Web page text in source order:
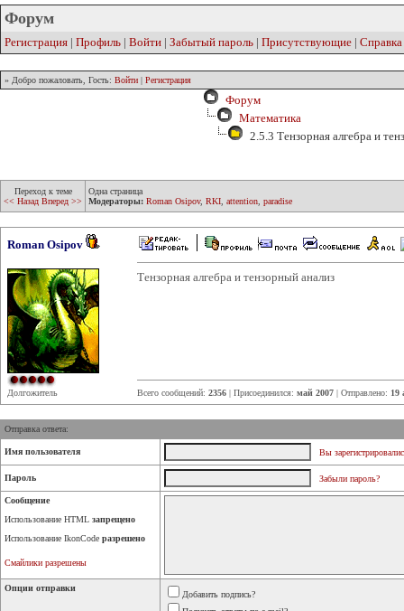
Форум
Регистрация | Профиль | Войти | Забытый пароль | Присутствующие | Справка
» Добро пожаловать, Гость: Войти | Регистрация
Форум
Математика
2.5.3 Тензорная алгебра и
Переход к теме
<< Назад Вперед >>
Одна страница
Модераторы: Roman Osipov, RKI attention paradise
Roman Osipov
Долгожитель
Тензорная алгебра и тензорный анализ
Всего сообщений: 2356 | Присоединился: май 2007 | Отправлено: 19
Отправка ответа:
Имя пользователя Вы
Пароль Забыли пароль?
Сообщение
Использование HTML запрещено
Использование IkonCode разрешено
Смайлики разрешены
Опции отправки
Добавить подпись?